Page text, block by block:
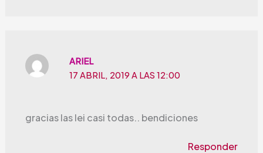
ARIEL
17 ABRIL, 2019 A LAS 12:00
gracias las lei casi todas.. bendiciones
Responder